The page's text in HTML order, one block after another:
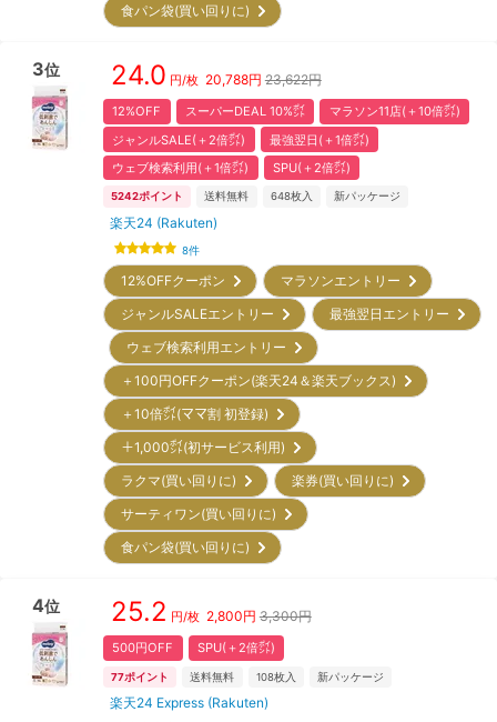
食パン袋(買い回りに)
3位 24.0 円/枚 20,788円 23,622円
12%OFF スーパーDEAL 10%㌽
マラソン11店(＋10倍㌽)
ジャンルSALE(＋2倍㌽)
最強翌日(＋1倍㌽)
ウェブ検索利用(＋1倍㌽)
SPU(＋2倍㌽)
5242ポイント 送料無料 648枚入 新パッケージ
楽天24 (Rakuten)
8件
12%OFFクーポン
マラソンエントリー
ジャンルSALEエントリー
最強翌日エントリー
ウェブ検索利用エントリー
＋100円OFFクーポン(楽天24＆楽天ブックス)
＋10倍㌽(ママ割 初登録)
＋1,000㌽(初サービス利用)
ラクマ(買い回りに)
楽券(買い回りに)
サーティワン(買い回りに)
食パン袋(買い回りに)
4位 25.2 円/枚 2,800円 3,300円
500円OFF SPU(＋2倍㌽)
77ポイント 送料無料 108枚入 新パッケージ
楽天24 Express (Rakuten)